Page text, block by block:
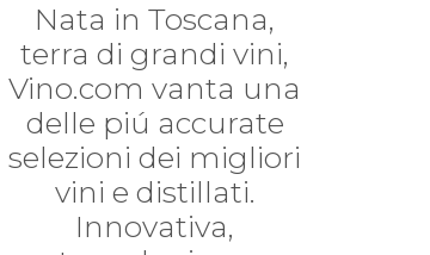
Nata in Toscana,
terra di grandi vini,
Vino.com vanta una
delle piú accurate
selezioni dei migliori
vini e distillati.
Innovativa,